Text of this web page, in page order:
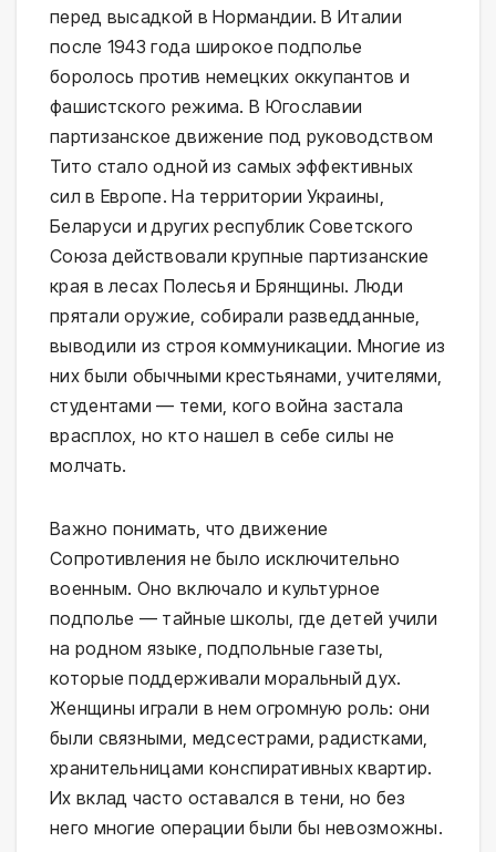
перед высадкой в Нормандии. В Италии
после 1943 года широкое подполье
боролось против немецких оккупантов и
фашистского режима. В Югославии
партизанское движение под руководством
Тито стало одной из самых эффективных
сил в Европе. На территории Украины,
Беларуси и других республик Советского
Союза действовали крупные партизанские
края в лесах Полесья и Брянщины. Люди
прятали оружие, собирали разведданные,
выводили из строя коммуникации. Многие из
них были обычными крестьянами, учителями,
студентами — теми, кого война застала
врасплох, но кто нашел в себе силы не
молчать.
Важно понимать, что движение
Сопротивления не было исключительно
военным. Оно включало и культурное
подполье — тайные школы, где детей учили
на родном языке, подпольные газеты,
которые поддерживали моральный дух.
Женщины играли в нем огромную роль: они
были связными, медсестрами, радистками,
хранительницами конспиративных квартир.
Их вклад часто оставался в тени, но без
него многие операции были бы невозможны.